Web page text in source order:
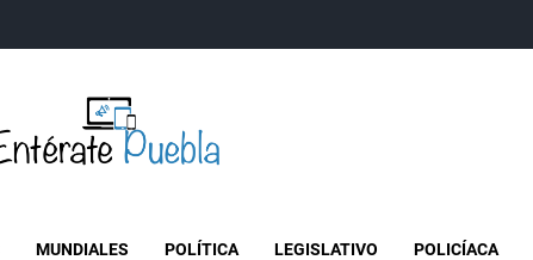
MUNDIALES POLÍTICA LEGISLATIVO POLICÍACA